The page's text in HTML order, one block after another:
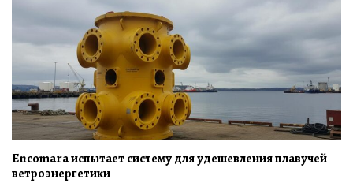
Encomara испытает систему для удешевления плавучей
ветроэнергетики